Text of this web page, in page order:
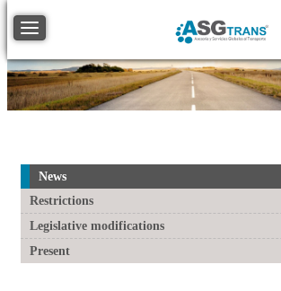
Toggle navigation
News
Restrictions
Legislative modifications
Present